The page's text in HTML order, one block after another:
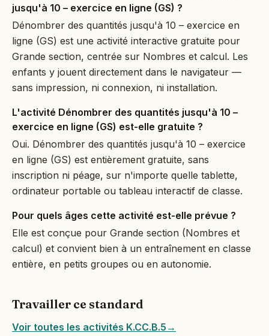
jusqu'à 10 – exercice en ligne (GS) ?
Dénombrer des quantités jusqu'à 10 – exercice en
ligne (GS) est une activité interactive gratuite pour
Grande section, centrée sur Nombres et calcul. Les
enfants y jouent directement dans le navigateur —
sans impression, ni connexion, ni installation.
L'activité Dénombrer des quantités jusqu'à 10 –
exercice en ligne (GS) est-elle gratuite ?
Oui. Dénombrer des quantités jusqu'à 10 – exercice
en ligne (GS) est entièrement gratuite, sans
inscription ni péage, sur n'importe quelle tablette,
ordinateur portable ou tableau interactif de classe.
Pour quels âges cette activité est-elle prévue ?
Elle est conçue pour Grande section (Nombres et
calcul) et convient bien à un entraînement en classe
entière, en petits groupes ou en autonomie.
Travailler ce standard
Voir toutes les activités K.CC.B.5 →